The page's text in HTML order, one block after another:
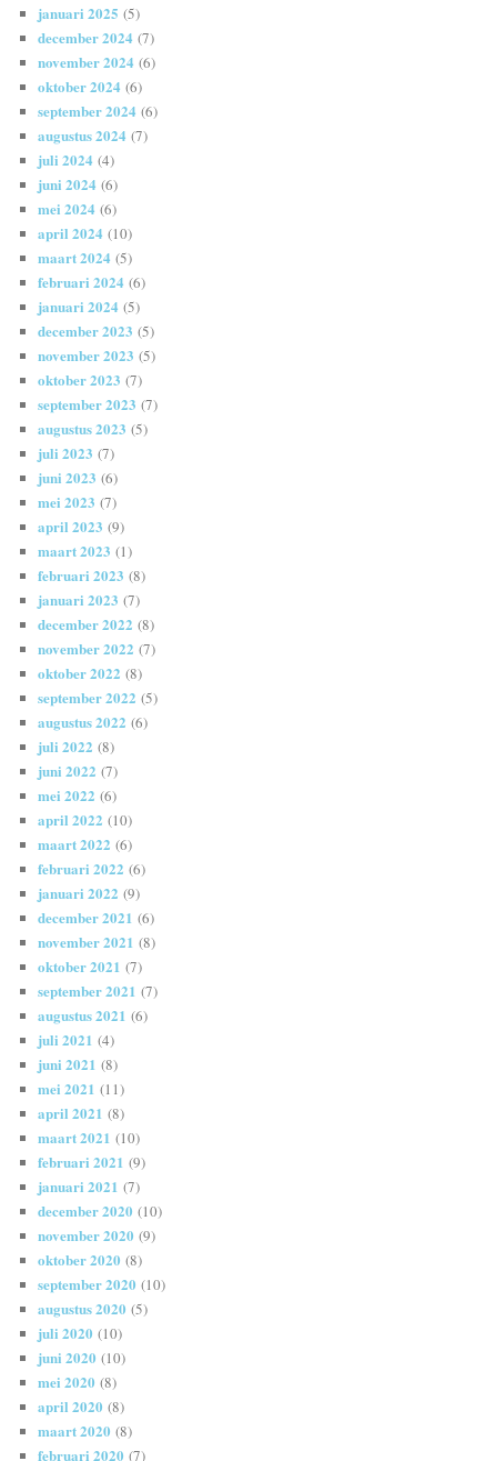
januari 2025 (5)
december 2024 (7)
november 2024 (6)
oktober 2024 (6)
september 2024 (6)
augustus 2024 (7)
juli 2024 (4)
juni 2024 (6)
mei 2024 (6)
april 2024 (10)
maart 2024 (5)
februari 2024 (6)
januari 2024 (5)
december 2023 (5)
november 2023 (5)
oktober 2023 (7)
september 2023 (7)
augustus 2023 (5)
juli 2023 (7)
juni 2023 (6)
mei 2023 (7)
april 2023 (9)
maart 2023 (1)
februari 2023 (8)
januari 2023 (7)
december 2022 (8)
november 2022 (7)
oktober 2022 (8)
september 2022 (5)
augustus 2022 (6)
juli 2022 (8)
juni 2022 (7)
mei 2022 (6)
april 2022 (10)
maart 2022 (6)
februari 2022 (6)
januari 2022 (9)
december 2021 (6)
november 2021 (8)
oktober 2021 (7)
september 2021 (7)
augustus 2021 (6)
juli 2021 (4)
juni 2021 (8)
mei 2021 (11)
april 2021 (8)
maart 2021 (10)
februari 2021 (9)
januari 2021 (7)
december 2020 (10)
november 2020 (9)
oktober 2020 (8)
september 2020 (10)
augustus 2020 (5)
juli 2020 (10)
juni 2020 (10)
mei 2020 (8)
april 2020 (8)
maart 2020 (8)
februari 2020 (7)